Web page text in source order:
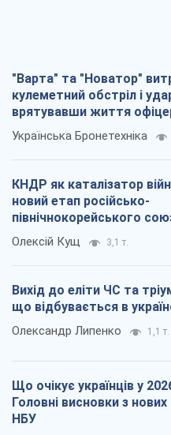
"Варта" та "Новатор"
кулеметний обстріл і
врятувавши життя
Українська Бронетехніка
КНДР як каталізатор
новий етап російсько-
північнокорейського
Олексій Кущ 3,1 т.
Вихід до еліти ЧС та
що відбувається в
Олександр Липенко 1,1 т.
Що очікує українців у
Головні висновки з нових
НБУ